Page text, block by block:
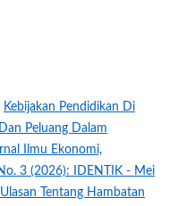
Kebijakan Pendidikan Di
Peluang Dalam
Ilmu Ekonomi,
3 (2026): IDENTIK - Mei
Ulasan Tentang Hambatan